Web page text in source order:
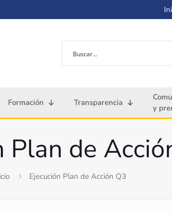
Formación Transparencia
y
Plan de
Ejecución Plan de Acción Q3